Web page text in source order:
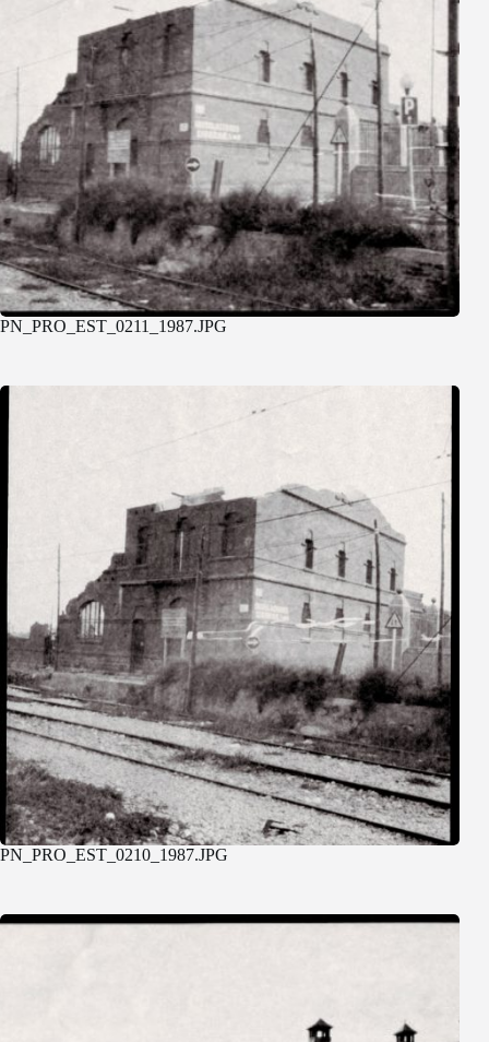
PN_PRO_EST_0211_1987.JPG
PN_PRO_EST_0210_1987.JPG